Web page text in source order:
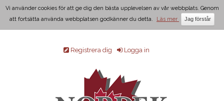
Vi använder cookies för att ge dig den bästa upplevelsen av vår webbplats. Genom
att fortsätta använda webbplatsen godkänner du detta.
Läs mer
Logga in
Registrera dig